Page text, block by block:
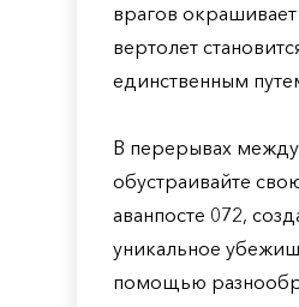
врагов
вертолет
единственным
В перерывах
обустраивайте
аванпосте 072,
уникальное
помощью